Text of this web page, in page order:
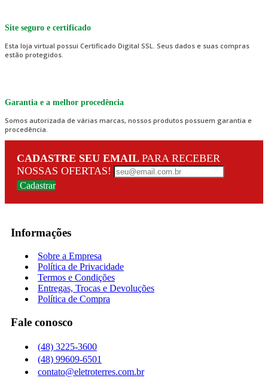
Site seguro e certificado
Esta loja virtual possui Certificado Digital SSL. Seus dados e suas compras
estão protegidos.
Garantia e a melhor procedência
Somos autorizada de várias marcas, nossos produtos possuem garantia e
procedência.
CADASTRE SEU EMAIL PARA RECEBER
NOSSAS OFERTAS!
Cadastrar
Informações
Sobre a Empresa
Política de Privacidade
Termos e Condições
Entregas, Trocas e Devoluções
Política de Compra
Fale conosco
(48) 3225-3600
(48) 99609-6501
contato@eletroterres.com.br